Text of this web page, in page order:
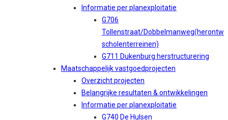
Informatie per planexploitatie
G706
Tollenstraat/Dobbelmanweg(herontw
scholenterreinen)
G711 Dukenburg herstructurering
Maatschappelijk vastgoedprojecten
Overzicht projecten
Belangrijke resultaten & ontwikkelingen
Informatie per planexploitatie
G740 De Hulsen